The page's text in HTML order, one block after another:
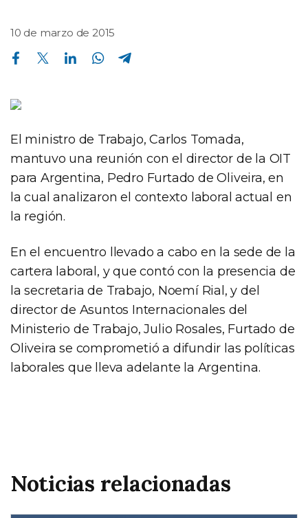
10 de marzo de 2015
Compartir en Facebook Compartir en Twitter Compartir en Linkedin Compartir en Whatsapp
El ministro de Trabajo, Carlos Tomada,
mantuvo una reunión con el director de la OIT
para Argentina, Pedro Furtado de Oliveira, en
la cual analizaron el contexto laboral actual en
la región.
En el encuentro llevado a cabo en la sede de la
cartera laboral, y que contó con la presencia de
la secretaria de Trabajo, Noemí Rial, y del
director de Asuntos Internacionales del
Ministerio de Trabajo, Julio Rosales, Furtado de
Oliveira se comprometió a difundir las políticas
laborales que lleva adelante la Argentina.
Noticias relacionadas